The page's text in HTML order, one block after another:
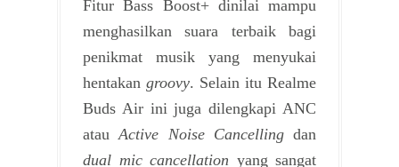
Fitur Bass Boost+ dinilai mampu
menghasilkan suara terbaik bagi
penikmat musik yang menyukai
hentakan groovy. Selain itu Realme
Buds Air ini juga dilengkapi ANC
atauActive Noise Cancellingdan
dual mic cancellation yang sangat